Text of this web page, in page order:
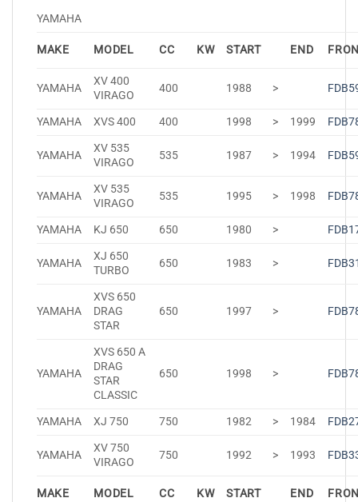
YAMAHA
MAKE MODEL CC KW START END
YAMAHA
XV 400
VIRAGO
400 1988 >
YAMAHA XVS 400 400 1998 > 1999
YAMAHA
XV 535
VIRAGO
535 1987 > 1994
YAMAHA
XV 535
VIRAGO
535 1995 > 1998
YAMAHA KJ 650 650 1980 >
YAMAHA
XJ 650
TURBO
650 1983 >
YAMAHA
XVS 650
DRAG
STAR
650 1997 >
YAMAHA
XVS 650 A
DRAG
STAR
CLASSIC
650 1998 >
YAMAHA XJ 750 750 1982 > 1984
YAMAHA
XV 750
VIRAGO
750 1992 > 1993
MAKE MODEL CC KW START END